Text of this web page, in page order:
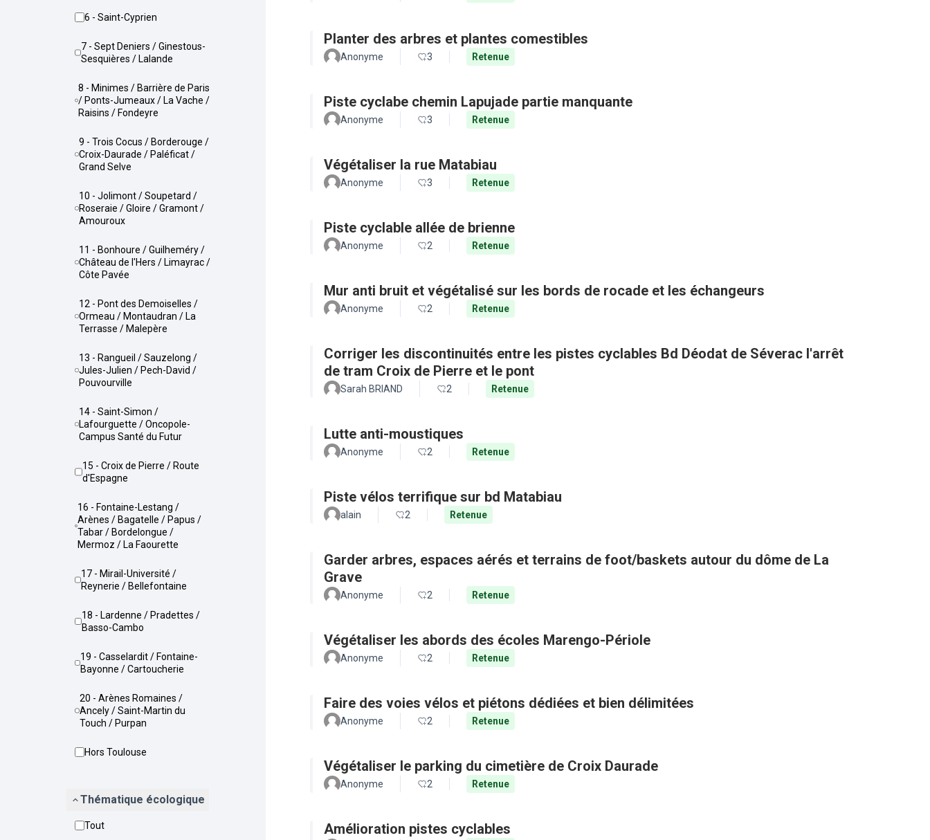
6 - Saint-Cyprien
7 - Sept Deniers / Ginestous-
Sesquières / Lalande
8 - Minimes / Barrière de Paris
/ Ponts-Jumeaux / La Vache /
Raisins / Fondeyre
9 - Trois Cocus / Borderouge /
Croix-Daurade / Paléficat /
Grand Selve
10 - Jolimont / Soupetard /
Roseraie / Gloire / Gramont /
Amouroux
11 - Bonhoure / Guilheméry /
Château de l'Hers / Limayrac /
Côte Pavée
12 - Pont des Demoiselles /
Ormeau / Montaudran / La
Terrasse / Malepère
13 - Rangueil / Sauzelong /
Jules-Julien / Pech-David /
Pouvourville
14 - Saint-Simon /
Lafourguette / Oncopole-
Campus Santé du Futur
15 - Croix de Pierre / Route
d'Espagne
16 - Fontaine-Lestang /
Arènes / Bagatelle / Papus /
Tabar / Bordelongue /
Mermoz / La Faourette
17 - Mirail-Université /
Reynerie / Bellefontaine
18 - Lardenne / Pradettes /
Basso-Cambo
19 - Casselardit / Fontaine-
Bayonne / Cartoucherie
20 - Arènes Romaines /
Ancely / Saint-Martin du
Touch / Purpan
Hors Toulouse
Thématique écologique
Tout
Planter des arbres et plantes comestibles
Anonyme 3 Retenue
Piste cyclabe chemin Lapujade partie manquante
Anonyme 3 Retenue
Végétaliser la rue Matabiau
Anonyme 3 Retenue
Piste cyclable allée de brienne
Anonyme 2 Retenue
Mur anti bruit et végétalisé sur les bords de rocade et les échangeurs
Anonyme 2 Retenue
Corriger les discontinuités entre les pistes cyclables Bd Déodat de Séverac l'arrêt
de tram Croix de Pierre et le pont
Sarah BRIAND 2 Retenue
Lutte anti-moustiques
Anonyme 2 Retenue
Piste vélos terrifique sur bd Matabiau
alain 2 Retenue
Garder arbres, espaces aérés et terrains de foot/baskets autour du dôme de La
Grave
Anonyme 2 Retenue
Végétaliser les abords des écoles Marengo-Périole
Anonyme 2 Retenue
Faire des voies vélos et piétons dédiées et bien délimitées
Anonyme 2 Retenue
Végétaliser le parking du cimetière de Croix Daurade
Anonyme 2 Retenue
Amélioration pistes cyclables